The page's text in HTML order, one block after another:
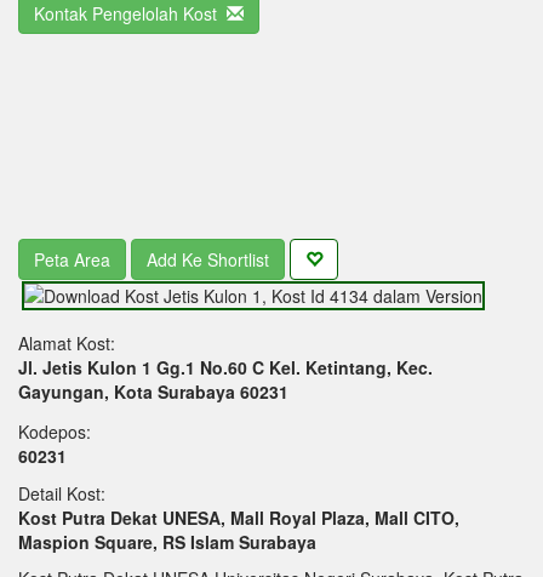
Kontak Pengelolah Kost
Peta Area Add Ke Shortlist
Alamat Kost:
Jl. Jetis Kulon 1 Gg.1 No.60 C Kel. Ketintang, Kec.
Gayungan, Kota Surabaya 60231
Kodepos:
60231
Detail Kost:
Kost Putra Dekat UNESA, Mall Royal Plaza, Mall CITO,
Maspion Square, RS Islam Surabaya